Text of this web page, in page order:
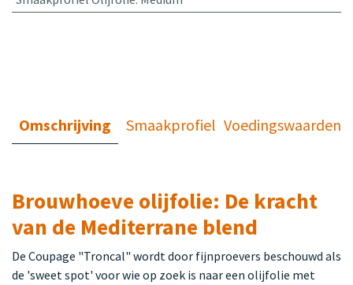
Omschrijving Smaakprofiel Voedingswaarden
Brouwhoeve olijfolie: De kracht
van de Mediterrane blend
De Coupage "Troncal" wordt door fijnproevers beschouwd als
de 'sweet spot' voor wie op zoek is naar een olijfolie met